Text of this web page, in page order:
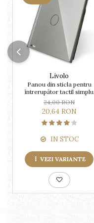
Livolo
Panou din sticla pentru
întrerupător tactil simplu
Livolo
24,00 RON
20,64 RON
IN STOC
VEZI VARIANTE